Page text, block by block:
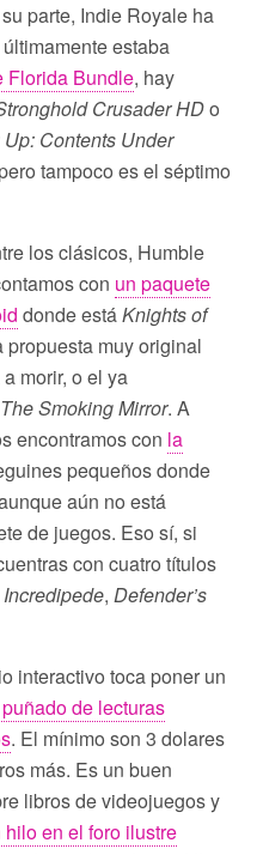
parte, Indie Royale ha
estaba
Florida Bundle, hay
Crusader HDo
Up: Contents Under
tampoco es el séptimo
los clásicos, Humble
con un paquete
donde estáKnights of
propuesta muy original
morir, o el ya
Smoking Mirror. A
encontramos con la
pequeños donde
aún no está
de juegos. Eso sí, si
con cuatro títulos
Incredipede, Defender’s
interactivo toca poner un
de lecturas
. El mínimo son 3 dolares
más. Es un buen
libros de videojuegos y
hilo en el foro ilustre